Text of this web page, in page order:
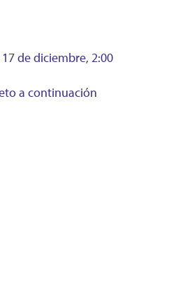
de diciembre, 2:00
a continuación